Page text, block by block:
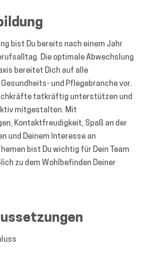
bist Du bereits nach einem Jahr
Die optimale Abwechslung
bereitet Dich auf alle
und Pflegebranche vor.
tatkräftig unterstützen und
mitgestalten. Mit
Kontaktfreudigkeit, Spaß an der
und Deinem Interesse an
bist Du wichtig für Dein Team
zu dem Wohlbefinden Deiner